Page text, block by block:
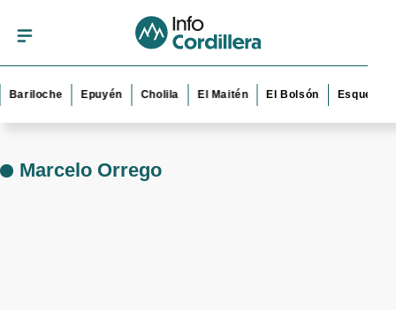
Bariloche Epuyén Cholila El Maitén El Bolsón Esquel
Marcelo Orrego